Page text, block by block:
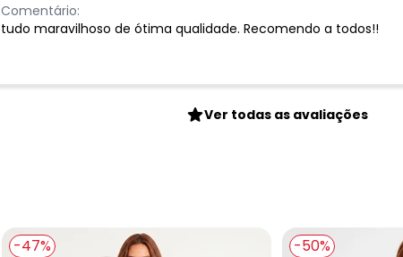
Comentário:
tudo maravilhoso de ótima qualidade. Recomendo a todos!!
Ver todas as avaliações
-47% -50%